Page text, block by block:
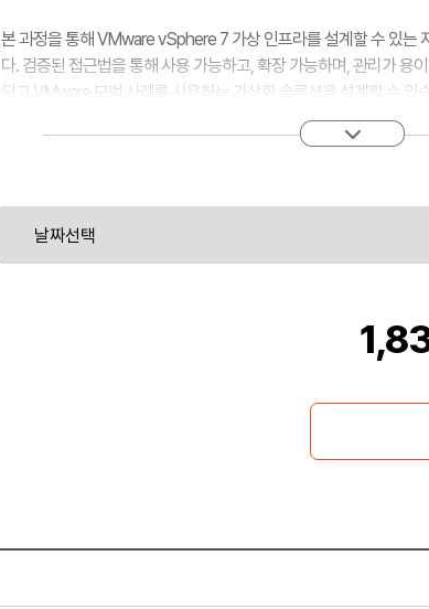
본 과정을 통해 VMware vSphere 7 가상 인프라를 설계할 수 있는
다. 검증된 접근법을 통해 사용 가능하고, 확장 가능하며, 관리가 용
되고 VMware 모범 사례를 사용하는 가상화 솔루션을 설계할 수 있
이 과정은 사용 가능한 디자인 방안들의 이점과 위험에 대해 설명하